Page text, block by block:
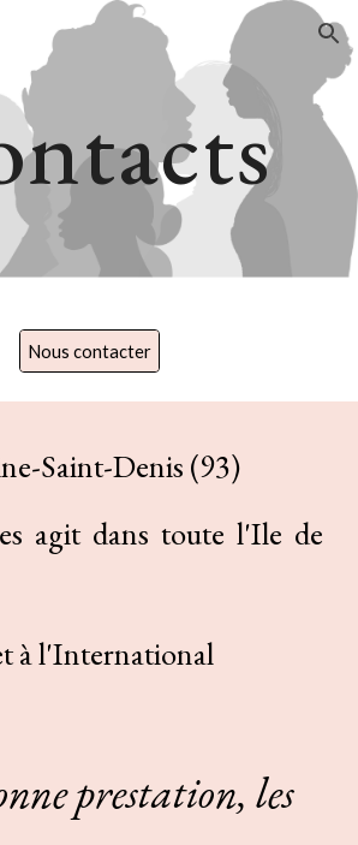
Skip to navigation
Nous contacter
Saint-Denis (93)
agit dans toute l'Ile de
à l'International
prestation, les